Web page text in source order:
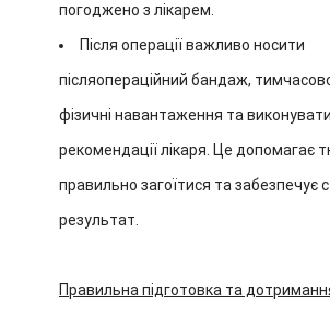
погоджено з лікарем.
Після операції важливо носити
післяопераційний бандаж,
фізичні навантаження та виконувати
рекомендації лікаря. Це допомагає
правильно загоїтися та забезпечує
результат.
Правильна підготовка та